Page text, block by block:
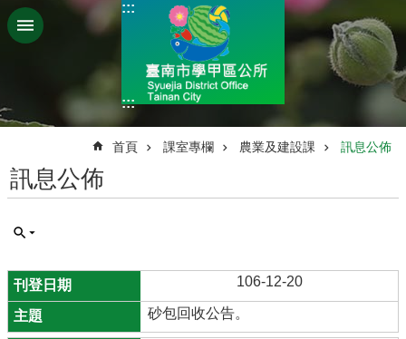
跳到主要內容區塊
:::
:::
首頁 課室專欄 農業及建設課 訊息公佈
訊息公佈
106-12-20
砂包回收公告。